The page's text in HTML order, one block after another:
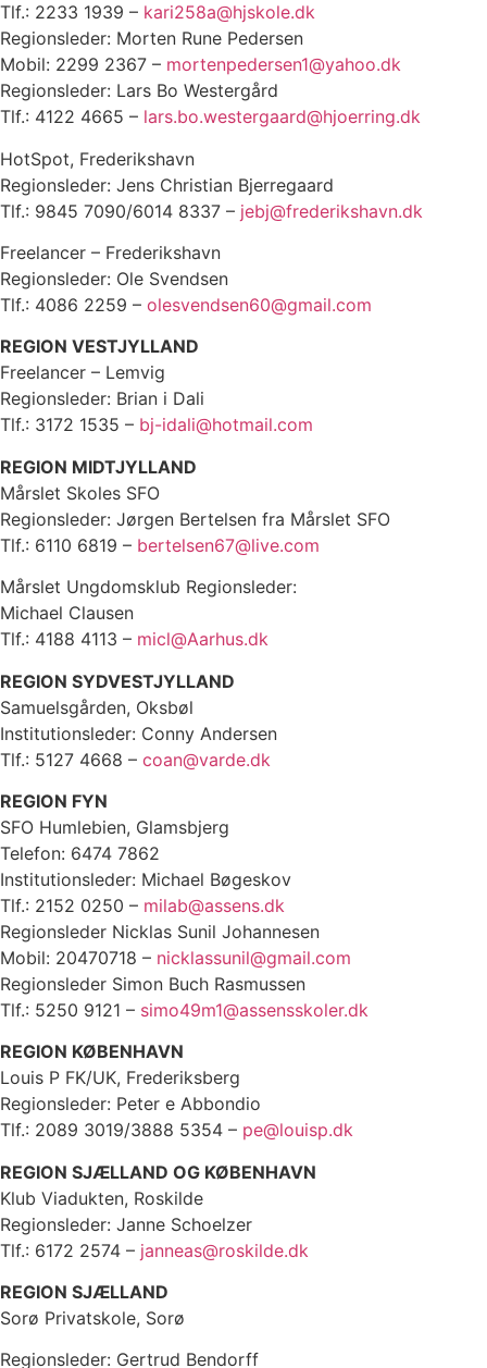
Tlf.: 2233 1939 – kari258a@hjskole.dk
Regionsleder: Morten Rune Pedersen
Mobil: 2299 2367 – mortenpedersen1@yahoo.dk
Regionsleder: Lars Bo Westergård
Tlf.: 4122 4665 – lars.bo.westergaard@hjoerring.dk
HotSpot, Frederikshavn
Regionsleder: Jens Christian Bjerregaard
Tlf.: 9845 7090/6014 8337 – jebj@frederikshavn.dk
Freelancer – Frederikshavn
Regionsleder: Ole Svendsen
Tlf.: 4086 2259 – olesvendsen60@gmail.com
REGION VESTJYLLAND
Freelancer – Lemvig
Regionsleder: Brian i Dali
Tlf.: 3172 1535 – bj-idali@hotmail.com
REGION MIDTJYLLAND
Mårslet Skoles SFO
Regionsleder: Jørgen Bertelsen fra Mårslet SFO
Tlf.: 6110 6819 – bertelsen67@live.com
Mårslet Ungdomsklub Regionsleder:
Michael Clausen
Tlf.: 4188 4113 – micl@Aarhus.dk
REGION SYDVESTJYLLAND
Samuelsgården, Oksbøl
Institutionsleder: Conny Andersen
Tlf.: 5127 4668 – coan@varde.dk
REGION FYN
SFO Humlebien, Glamsbjerg
Telefon: 6474 7862
Institutionsleder: Michael Bøgeskov
Tlf.: 2152 0250 – milab@assens.dk
Regionsleder Nicklas Sunil Johannesen
Mobil: 20470718 – nicklassunil@gmail.com
Regionsleder Simon Buch Rasmussen
Tlf.: 5250 9121 – simo49m1@assensskoler.dk
REGION KØBENHAVN
Louis P FK/UK, Frederiksberg
Regionsleder: Peter e Abbondio
Tlf.: 2089 3019/3888 5354 – pe@louisp.dk
REGION SJÆLLAND OG KØBENHAVN
Klub Viadukten, Roskilde
Regionsleder: Janne Schoelzer
Tlf.: 6172 2574 – janneas@roskilde.dk
REGION SJÆLLAND
Sorø Privatskole, Sorø
Regionsleder: Gertrud Bendorff